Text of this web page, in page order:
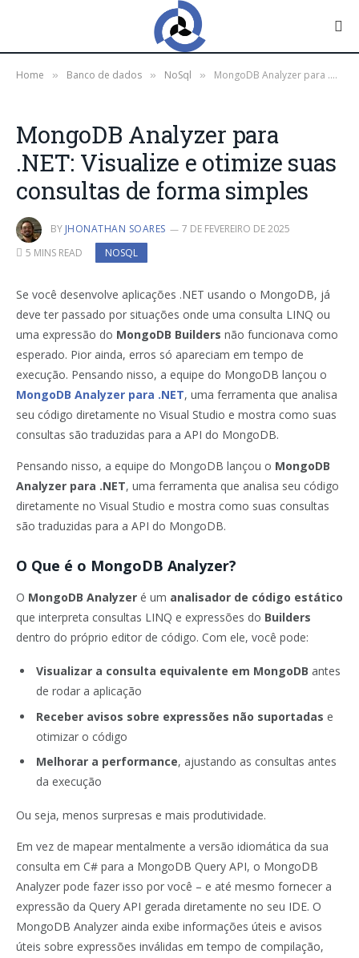
Home » Banco de dados » NoSql » MongoDB Analyzer para .NET: Visualize e otimize suas consultas de forma simples
MongoDB Analyzer para
.NET: Visualize e otimize suas
consultas de forma simples
BY JHONATHAN SOARES
7 DE FEVEREIRO DE 2025
5 MINS READ
NOSQL
Se você desenvolve aplicações .NET usando o MongoDB, já
deve ter passado por situações onde uma consulta LINQ ou
uma expressão do MongoDB Builders não funcionava como
esperado. Pior ainda, erros só apareciam em tempo de
execução. Pensando nisso, a equipe do MongoDB lançou o
MongoDB Analyzer para .NET, uma ferramenta que analisa
seu código diretamente no Visual Studio e mostra como suas
consultas são traduzidas para a API do MongoDB.
Pensando nisso, a equipe do MongoDB lançou o MongoDB
Analyzer para .NET, uma ferramenta que analisa seu código
diretamente no Visual Studio e mostra como suas consultas
são traduzidas para a API do MongoDB.
O Que é o MongoDB Analyzer?
O MongoDB Analyzer é um analisador de código estático
que interpreta consultas LINQ e expressões do Builders
dentro do próprio editor de código. Com ele, você pode:
Visualizar a consulta equivalente em MongoDB antes
de rodar a aplicação
Receber avisos sobre expressões não suportadas e
otimizar o código
Melhorar a performance, ajustando as consultas antes
da execução
Ou seja, menos surpresas e mais produtividade.
Em vez de mapear mentalmente a versão idiomática da sua
consulta em C# para a MongoDB Query API, o MongoDB
Analyzer pode fazer isso por você – e até mesmo fornecer a
expressão da Query API gerada diretamente no seu IDE. O
MongoDB Analyzer ainda exibe informações úteis e avisos
úteis sobre expressões inválidas em tempo de compilação,